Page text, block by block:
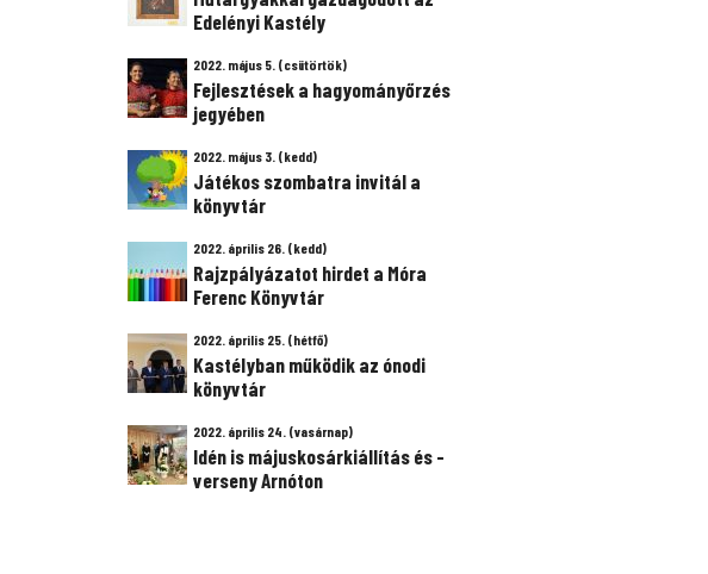
Edelényi Kastély
2022. május 5. (csütörtök)
Fejlesztések a hagyományőrzés
jegyében
2022. május 3. (kedd)
Játékos szombatra invitál a
könyvtár
2022. április 26. (kedd)
Rajzpályázatot hirdet a Móra
Ferenc Könyvtár
2022. április 25. (hétfő)
Kastélyban működik az ónodi
könyvtár
2022. április 24. (vasárnap)
Idén is májuskosárkiállítás és -
verseny Arnóton